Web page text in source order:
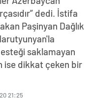
dedi. İstifa
Paşinyan Dağlık
saklamayan
ise dikkat çeken bir
21:25